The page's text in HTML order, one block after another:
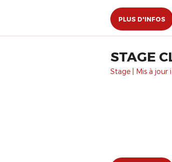
PLUS D'INFOS
STAGE
Stage | Mis à jour